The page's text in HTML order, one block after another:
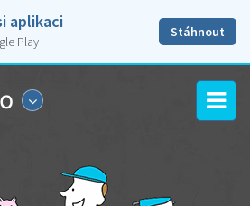
aplikaci
Play
Stáhnout